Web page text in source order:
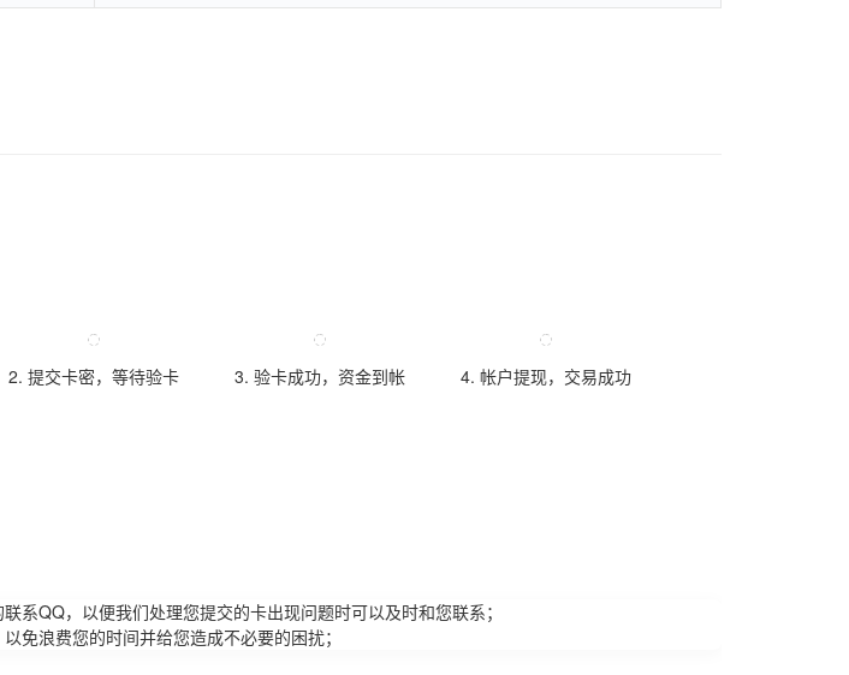
2. 提交卡密，等待验卡 3. 验卡成功，资金到帐 4. 帐户提现，交易成功
系QQ，以便我们处理您提交的卡出现问题时可以及时和您联系；
免浪费您的时间并给您造成不必要的困扰；